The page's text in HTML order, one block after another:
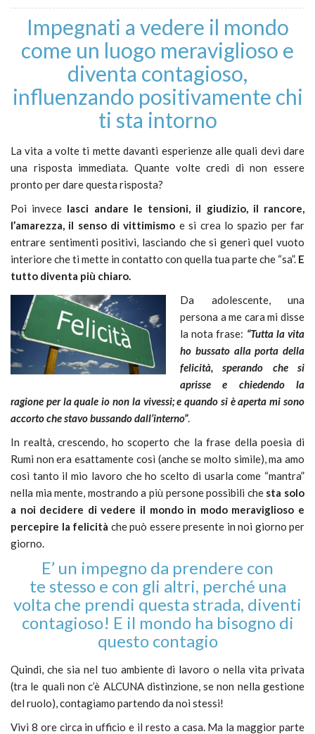
Impegnati a vedere il mondo
come un luogo meraviglioso e
diventa contagioso,
influenzando positivamente chi
ti sta intorno
La vita a volte ti mette davanti esperienze alle quali devi dare
una risposta immediata. Quante volte credi di non essere
pronto per dare questa risposta?
Poi invece lasci andare le tensioni, il giudizio, il rancore,
l’amarezza, il senso di vittimismo e si crea lo spazio per far
entrare sentimenti positivi, lasciando che si generi quel vuoto
interiore che ti mette in contatto con quella tua parte che “sa”. E
tutto diventa più chiaro.
Da adolescente, una
persona a me cara mi disse
la nota frase: “Tutta la vita
ho bussato alla porta della
felicità, sperando che si
aprisse e chiedendo la
ragione per la quale io non la vivessi; e quando si è aperta mi sono
accorto che stavo bussando dall’interno”.
In realtà, crescendo, ho scoperto che la frase della poesia di
Rumi non era esattamente così (anche se molto simile), ma amo
così tanto il mio lavoro che ho scelto di usarla come “mantra”
nella mia mente, mostrando a più persone possibili che sta solo
a noi decidere di vedere il mondo in modo meraviglioso e
percepire la felicità che può essere presente in noi giorno per
giorno.
E’ un impegno da prendere con
te stesso e con gli altri, perché una
volta che prendi questa strada, diventi
contagioso! E il mondo ha bisogno di
questo contagio
Quindi, che sia nel tuo ambiente di lavoro o nella vita privata
(tra le quali non c’è ALCUNA distinzione, se non nella gestione
del ruolo), contagiamo partendo da noi stessi!
Vivi 8 ore circa in ufficio e il resto a casa. Ma la maggior parte